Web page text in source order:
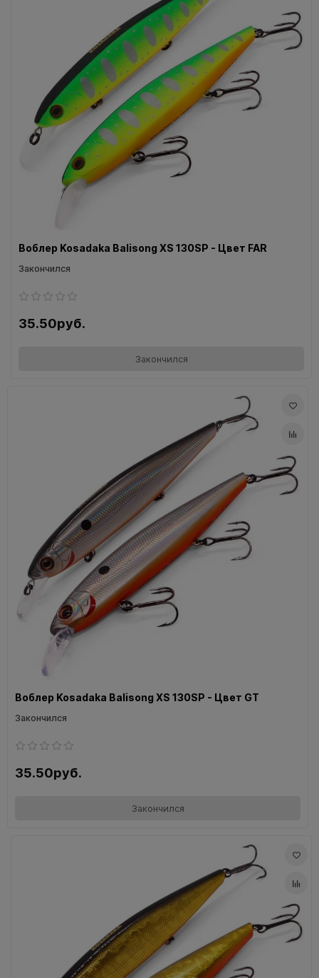
Все категории (9)
Воблер Kosadaka Balisong XS 130SP - Цвет FAR
Закончился
35.50руб.
Закончился
Воблер Kosadaka Balisong XS 130SP - Цвет GT
Закончился
35.50руб.
Закончился